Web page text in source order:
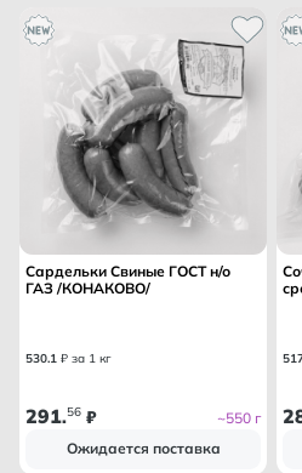
Сардельки Свиные ГОСТ н/о
ГАЗ /КОНАКОВО/
530.1 ₽ за 1 кг
291.56 ₽
~550 г
Ожидается поставка